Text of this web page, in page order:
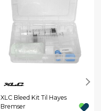
XLC Bleed Kit Til Hayes
Bremser